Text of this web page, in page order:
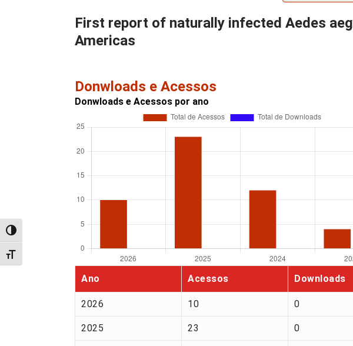
Alternar alto contraste
Alternar tamanho da fonte
First report of naturally infected Aedes
Americas
Donwloads e Acessos
Donwloads e Acessos por ano
Ano Acessos Downloads
2026 10 0
2025 23 0